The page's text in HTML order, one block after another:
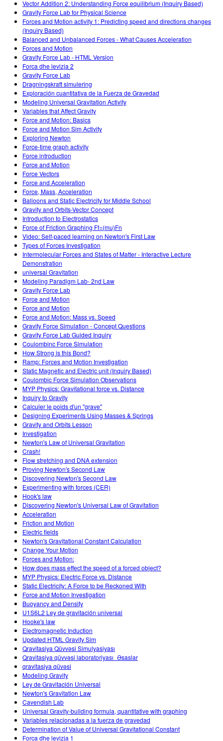
Vector Addition 2: Understanding Force equilibrium (Inquiry Based)
Gravity Force Lab for Physical Science
Forces and Motion activity 1: Predicting speed and directions changes
(Inquiry Based)
Balanced and Unbalanced Forces - What Causes Acceleration
Forces and Motion
Gravity Force Lab - HTML Version
Forca dhe levizja 2
Gravity Force Lab
Dragningskraft simulering
Exploración cuantitativa de la Fuerza de Gravedad
Modeling Universal Gravitation Activity
Variables that Affect Gravity
Force and Motion: Basics
Force and Motion Sim Activity
Exploring Newton
Force-time graph activity
Force introduction
Force and Motion
Force Vectors
Force and Acceleration
Force, Mass, Acceleration
Balloons and Static Electricity for Middle School
Gravity and Orbits-Vector Concept
Introduction to Electrostatics
Force of Friction Graphing Ff=(mu)Fn
Video: Self-paced learning on Newton's First Law
Types of Forces Investigation
Intermolecular Forces and States of Matter - Interactive Lecture
Demonstration
universal Gravitation
Modeling Paradigm Lab- 2nd Law
Gravity Force Lab
Force and Motion
Force and Motion
Force and Motion: Mass vs. Speed
Gravity Force Simulation - Concept Questions
Gravity Force Lab Guided Inquiry
Coulombinc Force Simulation
How Strong is this Bond?
Ramp: Forces and Motion Investigation
Static Magnetic and Electric unit (Inquiry Based)
Coulombic Force Simulation Observations
MYP Physics: Gravitational force vs. Distance
Inquiry to Gravity
Calculer le poids d'un "grave"
Designing Experiments Using Masses & Springs
Gravity and Orbits Lesson
Investigation
Newton's Law of Universal Gravitation
Crash!
Flow stretching and DNA extension
Proving Newton's Second Law
Discovering Newton's Second Law
Experimenting with forces (CER)
Hook's law
Discovering Newton's Universal Law of Gravitation
Acceleration
Friction and Motion
Electric fields
Newton's Gravitational Constant Calculation
Change Your Motion
Forces and Motion:
How does mass effect the speed of a forced object?
MYP Physics: Electric Force vs. Distance
Static Electricity: A Force to be Reckoned With
Force and Motion Investigation
Buoyancy and Density
U1S6L2 Ley de gravitación universal
Hooke's law
Electromagnetic Induction
Updated HTML Gravity Sim
Qravitasiya Qüvvəsi Simulyasiyası
Qravitasiya qüvvəsi laboratoriyası_Əsaslar
qravitasiya qüvəsi
Modeling Gravity
Ley de Gravitación Universal
Newton's Gravitation Law
Cavendish Lab
Universal Gravity-building formula, quantitative with graphing
Variables relacionadas a la fuerza de gravedad
Determination of Value of Universal Gravitational Constant
Forca dhe levizja 1